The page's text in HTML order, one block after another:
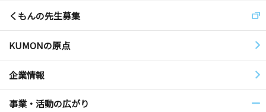
くもんの先生募集
KUMONの原点
企業情報
事業・活動の広がり